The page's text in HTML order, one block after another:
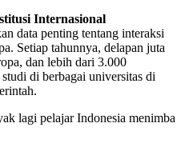
Internasional
data penting tentang interaksi
Setiap tahunnya, delapan juta
dan lebih dari 3.000
di berbagai universitas di
lagi pelajar Indonesia menimba